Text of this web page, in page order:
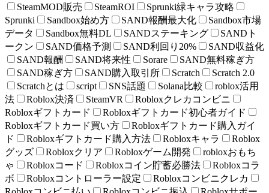
SteamMOD販売
SteamROI
Sprunki緑キャラ攻略
Sprunki
Sandbox始め方 SAND報酬最大化
Sandbox市場
データ
Sandbox無料DL SANDステーキング
SANDト
ークン
SAND価格予測 SAND利回り20%
SAND収益化
SAND報酬
SAND将来性 Sorare
SAND無料稼ぎ方
SAND稼ぎ方
SAND購入取引所 Scratch
Scratch 2.0
Scratchとは
script SNS話題 Solana比較
roblox活用
法
Roblox決済 SteamVR
Robloxクレカコンビニ
Robloxギフトカード
Robloxギフトカード初心者ガイド
Robloxギフトカード買い方
Robloxギフトカード購入ガイ
ド
Robloxギフトカード購入方法 Robloxキャラ
Roblox
グッズ
Robloxクリア Robloxゲーム開発
robloxおもち
ゃ
Robloxコード Robloxコイン貯蓄必勝法
Robloxコラ
ボ
Robloxコントローラー設定
Robloxコンビニクレカ